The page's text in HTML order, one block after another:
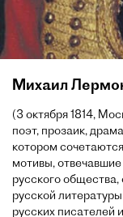
Михаил
(3 октября 1814,
поэт, прозаик,
котором
мотивы,
русского
русской
русских писателей